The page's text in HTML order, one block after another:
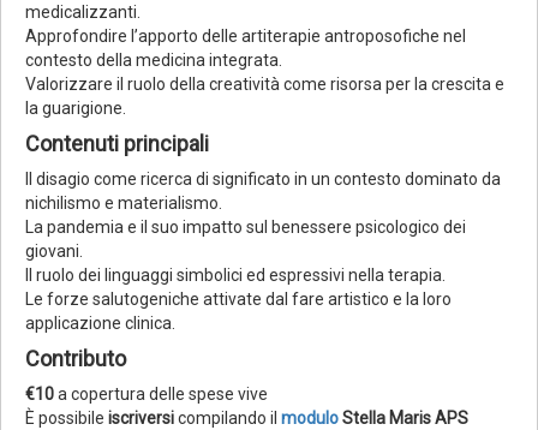
medicalizzanti.
Approfondire l’apporto delle artiterapie antroposofiche nel
contesto della medicina integrata.
Valorizzare il ruolo della creatività come risorsa per la crescita e
la guarigione.
Contenuti principali
Il disagio come ricerca di significato in un contesto dominato da
nichilismo e materialismo.
La pandemia e il suo impatto sul benessere psicologico dei
giovani.
Il ruolo dei linguaggi simbolici ed espressivi nella terapia.
Le forze salutogeniche attivate dal fare artistico e la loro
applicazione clinica.
Contributo
€10a copertura delle spese vive
È possibile iscriversicompilando il moduloStella Maris APS